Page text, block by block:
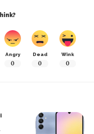
Angry
0
Dead
0
Wink
0